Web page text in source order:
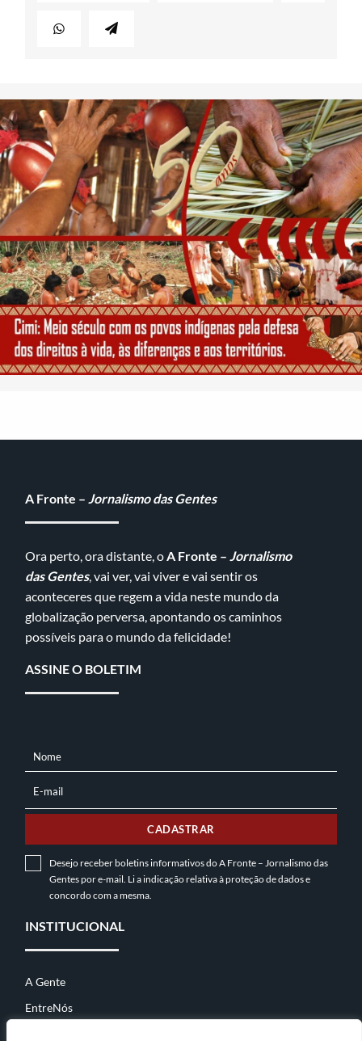
A Fronte – Jornalismo das Gentes
Ora perto, ora distante, oA Fronte – Jornalismo
das Gentes, vai ver, vai viver e vai sentir os
aconteceres que regem a vida neste mundo da
globalização perversa, apontando os caminhos
possíveis para o mundo da felicidade!
ASSINE O BOLETIM
NOME
Nome
MAIL
E-mail
CADASTRAR
Desejo receber boletins informativos do A Fronte – Jornalismo das
Gentes por e-mail. Li a indicação relativa àproteção de dadose
concordo com a mesma.
INSTITUCIONAL
A Gente
EntreNós